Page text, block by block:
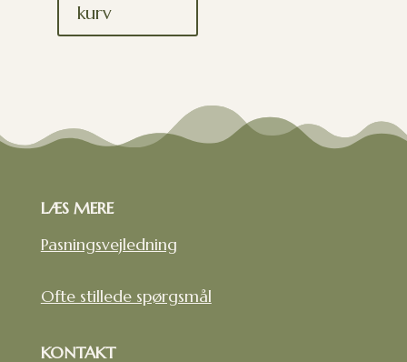
kurv
LÆS MERE
Pasningsvejledning
Ofte stillede spørgsmål
KONTAKT